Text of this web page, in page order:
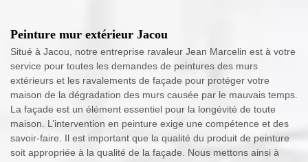
Peinture mur extérieur Jacou
Situé à Jacou, notre entreprise ravaleur Jean Marcelin est à votre
service pour toutes les demandes de peintures des murs
extérieurs et les ravalements de façade pour protéger votre
maison de la dégradation des murs causée par le mauvais temps.
La façade est un élément essentiel pour la longévité de toute
maison. L’intervention en peinture exige une compétence et des
savoir-faire. Il est important que la qualité du produit de peinture
soit appropriée à la qualité de la façade. Nous mettons ainsi à